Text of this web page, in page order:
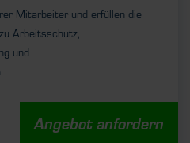
Mitarbeiter und erfüllen die
Arbeitsschutz,
und
Angebot anfordern